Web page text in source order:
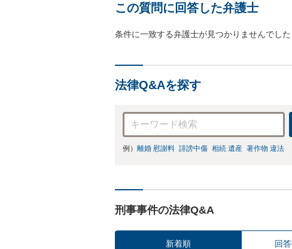
この質問に回答した弁護士
条件に一致する弁護士が見つかりませんでした
法律Q&Aを探す
例） 離婚 慰謝料 誹謗中傷 相続 遺産 著作物 違法
刑事事件の法律Q&A
新着順 回